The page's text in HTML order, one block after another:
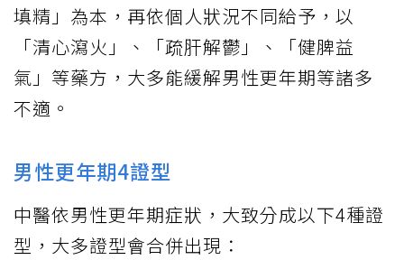
填精」為本，再依個人狀況不同給予，以
「清心瀉火」、「疏肝解鬱」、「健脾益
氣」等藥方，大多能緩解男性更年期等諸多
不適。
男性更年期4證型
中醫依男性更年期症狀，大致分成以下4種證
型，大多證型會合併出現：